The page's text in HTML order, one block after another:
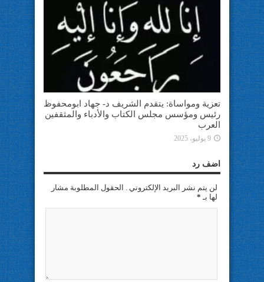
تعزية ومواساة: يتقدم الشريف د- جهاد ابومحفوظ
رئيس ومؤسس مجلس الكتاب والأدباء والمثقفين
العرب
9 يوليو، 2025
اضف رد
لن يتم نشر البريد الإلكتروني . الحقول المطلوبة مشار
لها بـ *